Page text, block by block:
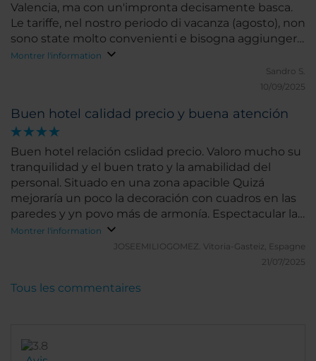
Valencia, ma con un'impronta decisamente basca.
Le tariffe, nel nostro periodo di vacanza (agosto), non
sono state molto convenienti e bisogna aggiungere
i costi di parcheggio, che a Bilbao può essere un
problema. Il quartiere, universitario, ha da offrire solo
qualche buona paninoteca ma in cinque minuti,
occidentale del centro. Poi, da lì, con il tram o in
passeggiata lungo la Gran Via si raggiungono tutte
le cose più interessanti (Guggenheim, Casco Viejo,
ecc.). L'hotel mostra i suoi annetti nei particolari ma
è gestito e mantenuto molto bene, è pulito e tutto
il personale è gentile e disponibile. Le stanze sono
piccoline. Un buon compromesso qualità prezzo.
Montrer l'information
Sandro S.
10/09/2025
Buen hotel calidad precio y buena atención
Buen hotel relación cslidad precio. Valoro mucho su
tranquilidad y el buen trato y la amabilidad del
personal. Situado en una zona apacible Quizá
mejoraría un poco la decoración con cuadros en las
paredes y yn povo más de armonía. Espectacular la
pintura del Flatiron y la jirafa. Muchas gracias por
Montrer l'information
JOSEEMILIOGOMEZ. Vitoria-Gasteiz, Espagne
21/07/2025
Tous les commentaires